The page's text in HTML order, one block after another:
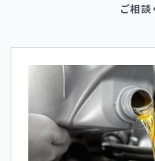
ご相談